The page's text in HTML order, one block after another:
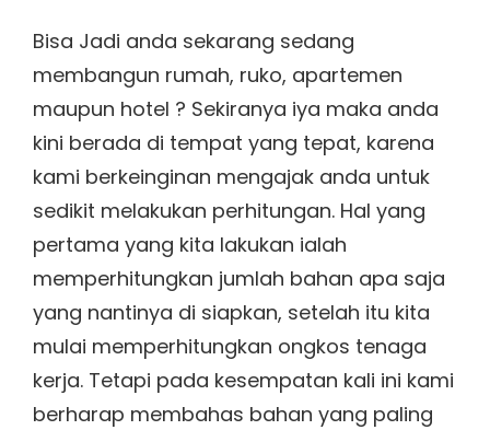
Bisa Jadi anda sekarang sedang
membangun rumah, ruko, apartemen
maupun hotel ? Sekiranya iya maka anda
kini berada di tempat yang tepat, karena
kami berkeinginan mengajak anda untuk
sedikit melakukan perhitungan. Hal yang
pertama yang kita lakukan ialah
memperhitungkan jumlah bahan apa saja
yang nantinya di siapkan, setelah itu kita
mulai memperhitungkan ongkos tenaga
kerja. Tetapi pada kesempatan kali ini kami
berharap membahas bahan yang paling